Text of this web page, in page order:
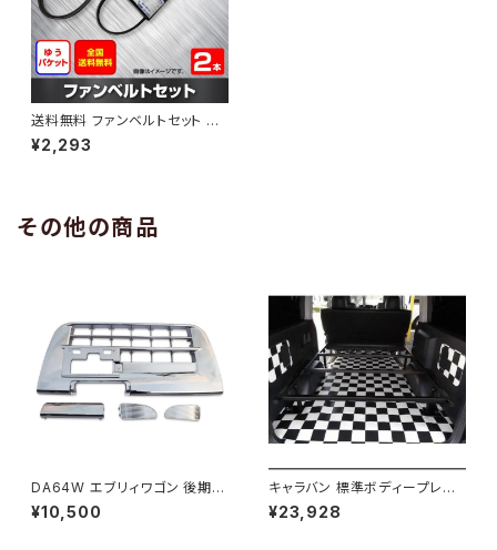
送料無料 ファンベルトセット ホ
ンダ バモスホビオ 型式HM3 H
15.04～ （国内トップメーカー）
¥2,293
その他の商品
DA64W エブリィワゴン 後期型
平成22年5月～ フロント バンパ
ー メッキ グリル セット PZター
¥10,500
キャラバン 標準ボディープレミ
アムＧＸ/ＧＸライダ～用ベッドキ
ットフレーム GZ100-1
¥23,928